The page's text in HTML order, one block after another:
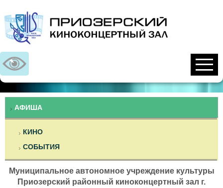
АФИША
КИНО
СОБЫТИЯ
Муниципальное автономное учреждение культуры
Приозерский районный киноконцертный зал г.
Предыдущий
год
Предыдущий
Следующий
Следующий